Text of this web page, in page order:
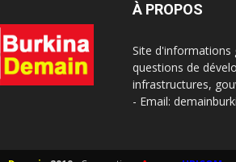
À PROPOS
Site d'informations
questions de
infrastructures,
- Email: